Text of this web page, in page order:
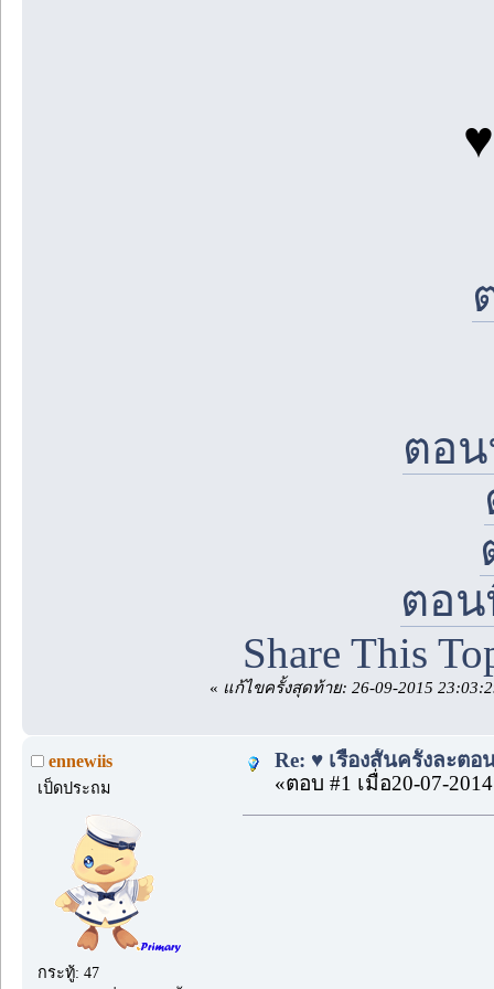
ตอ
ตอ
Share This
« แก้ไขครั้งสุดท้าย: 26-09-2015
ennewiis
เป็ดประถม
กระทู้: 47
Re: ♥ เรื่องสั้นครั้งละต
«ตอบ #1 เมื่อ20-07-